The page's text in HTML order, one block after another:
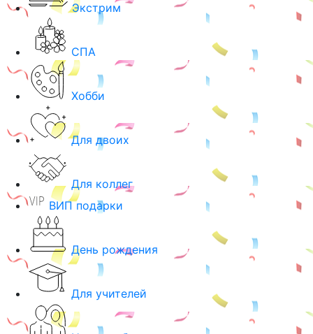
Экстрим
СПА
Хобби
Для двоих
Для коллег
ВИП подарки
День рождения
Для учителей